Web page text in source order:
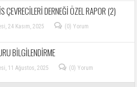
ÇEVRECİLERİ DERNEĞİ ÖZEL RAPOR (2)
24 Kasım, 2025 (0) Yorum
BİLGİLENDİRME
11 Ağustos, 2025 (0) Yorum